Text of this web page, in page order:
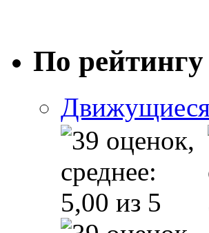
По рейтингу